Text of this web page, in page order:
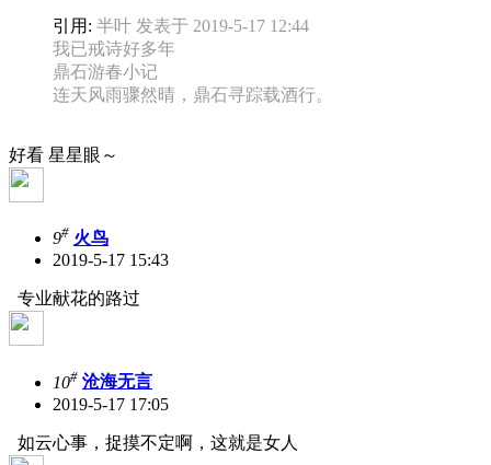
引用: 半叶 发表于 2019-5-17 12:44
我已戒诗好多年
鼎石游春小记
连天风雨骤然晴，鼎石寻踪载酒行。
好看 星星眼～
9# 火鸟
2019-5-17 15:43
专业献花的路过
10# 沧海无言
2019-5-17 17:05
如云心事，捉摸不定啊，这就是女人